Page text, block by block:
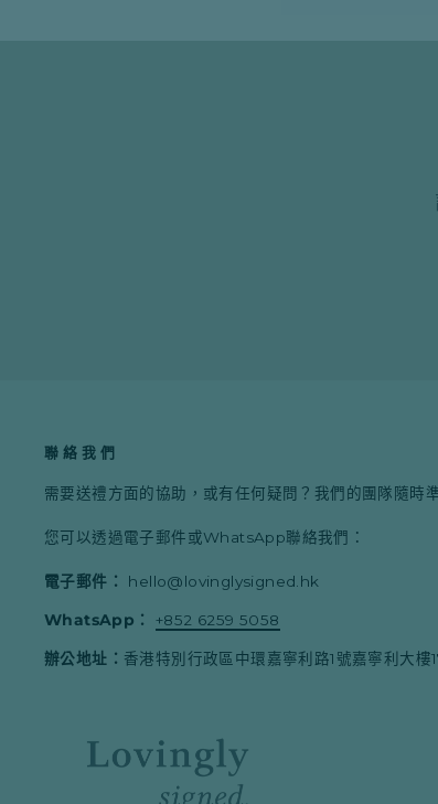
聯絡我們
需要送禮方面的協助，或有任何疑問？我們的團隊隨時
您可以透過電子郵件或WhatsApp聯絡我們：
電子郵件： hello@lovinglysigned.hk
WhatsApp： +852 6259 5058
辦公地址： 香港特別行政區中環嘉寧利路1號嘉寧利大